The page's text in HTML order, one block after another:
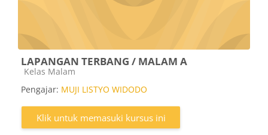
LAPANGAN TERBANG / MALAM A
Kategori kursus
Kelas Malam
Pengajar: MUJI LISTYO WIDODO
Klik untuk memasuki kursus ini